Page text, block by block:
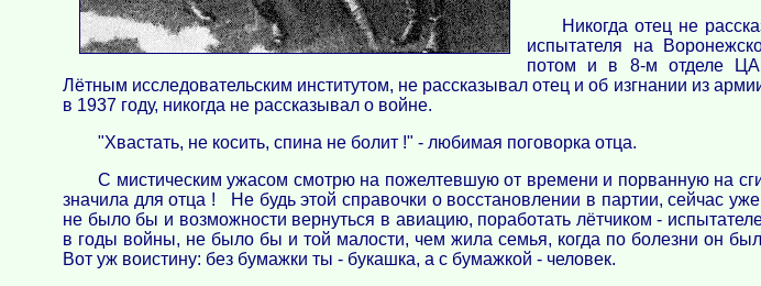
Никогда отец не
испытателя на
потом и в 8-м отделе
Лётным исследовательским институтом, не рассказывал отец и об изгнании из
в 1937 году, никогда не рассказывал о войне.
"Хвастать, не косить, спина не болит !" - любимая поговорка отца.
С мистическим ужасом смотрю на пожелтевшую от времени и порванную на
значила для отца ! Не будь этой справочки о восстановлении в партии, сейчас
не было бы и возможности вернуться в авиацию, поработать лётчиком -
в годы войны, не было бы и той малости, чем жила семья, когда по болезни он
Вот уж воистину: без бумажки ты - букашка, а с бумажкой - человек.